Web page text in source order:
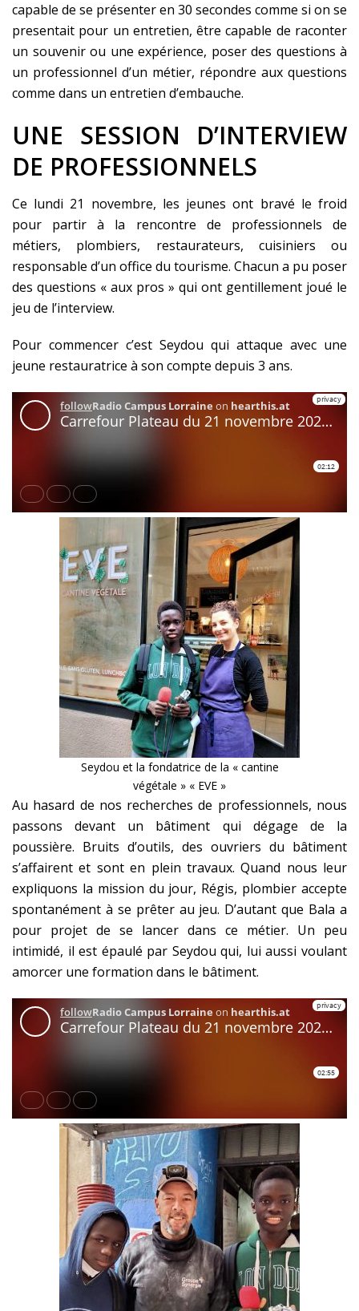
capable de se présenter en 30 secondes comme si on se
presentait pour un entretien, être capable de raconter
un souvenir ou une expérience, poser des questions à
un professionnel d’un métier, répondre aux questions
comme dans un entretien d’embauche.
UNE SESSION D’INTERVIEW
DE PROFESSIONNELS
Ce lundi 21 novembre, les jeunes ont bravé le froid
pour partir à la rencontre de professionnels de
métiers, plombiers, restaurateurs, cuisiniers ou
responsable d’un office du tourisme. Chacun a pu poser
des questions « aux pros » qui ont gentillement joué le
jeu de l’interview.
Pour commencer c’est Seydou qui attaque avec une
jeune restauratrice à son compte depuis 3 ans.
Seydou et la fondatrice de la « cantine
végétale » « EVE »
Au hasard de nos recherches de professionnels, nous
passons devant un bâtiment qui dégage de la
poussière. Bruits d’outils, des ouvriers du bâtiment
s’affairent et sont en plein travaux. Quand nous leur
expliquons la mission du jour, Régis, plombier accepte
spontanément à se prêter au jeu. D’autant que Bala a
pour projet de se lancer dans ce métier. Un peu
intimidé, il est épaulé par Seydou qui, lui aussi voulant
amorcer une formation dans le bâtiment.